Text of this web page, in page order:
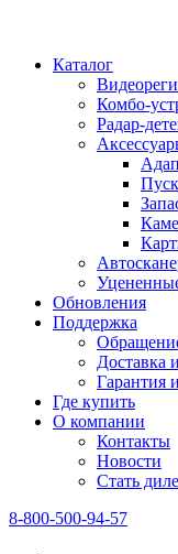
Каталог
Комбо-
Радар-
Обновления
Поддержка
Доставка
Гарантия
Где купить
О компании
Контакты
Новости
Стать
8-800-500-94-57